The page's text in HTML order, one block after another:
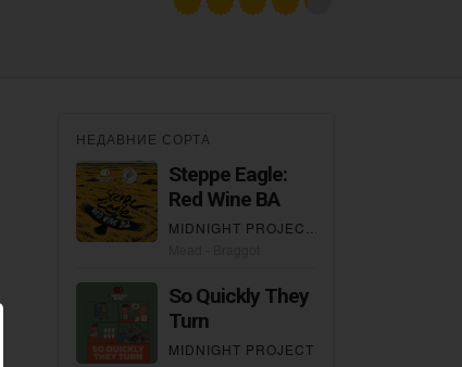
НЕДАВНИЕ СОРТА
Steppe Eagle:
Red Wine BA
So Quickly They
Turn
MIDNIGHT PROJECT